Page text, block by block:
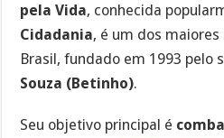
pela Vida, conhecida
Cidadania, é um dos
Brasil, fundado em 1993 pelo
Souza (Betinho).
Seu objetivo principal é